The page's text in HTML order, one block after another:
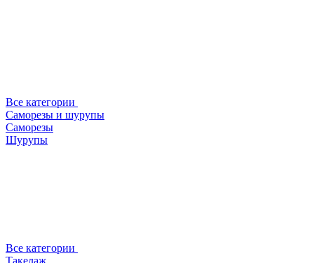
Все категории
Саморезы и шурупы
Саморезы
Шурупы
Все категории
Такелаж